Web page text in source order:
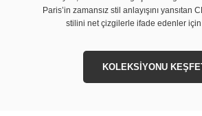
Paris’in zamansız stil anlayışını yansıtan
stilini net çizgilerle ifade edenler için
KOLEKSİYONU